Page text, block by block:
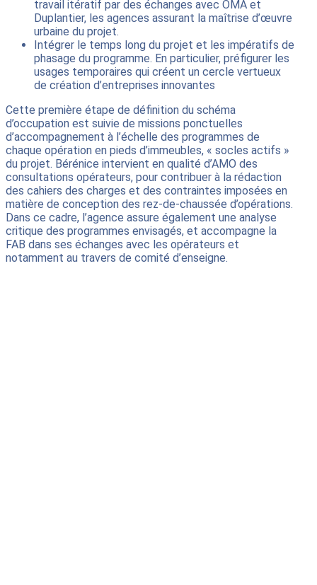
travail itératif par des échanges avec OMA et
Duplantier, les agences assurant la maîtrise d’œuvre
urbaine du projet.
Intégrer le temps long du projet et les impératifs de
phasage du programme. En particulier, préfigurer les
usages temporaires qui créent un cercle vertueux
de création d’entreprises innovantes
Cette première étape de définition du schéma
d’occupation est suivie de missions ponctuelles
d’accompagnement à l’échelle des programmes de
chaque opération en pieds d’immeubles, « socles actifs »
du projet. Bérénice intervient en qualité d’AMO des
consultations opérateurs, pour contribuer à la rédaction
des cahiers des charges et des contraintes imposées en
matière de conception des rez-de-chaussée d’opérations.
Dans ce cadre, l’agence assure également une analyse
critique des programmes envisagés, et accompagne la
FAB dans ses échanges avec les opérateurs et
notamment au travers de comité d’enseigne.